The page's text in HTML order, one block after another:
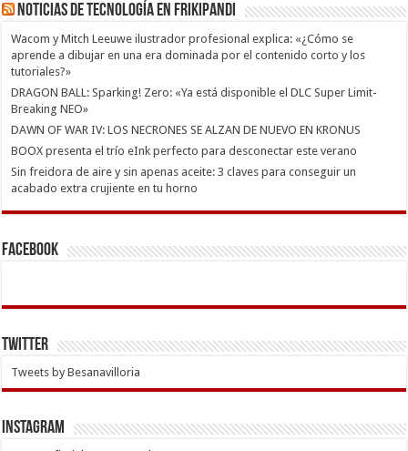
Noticias de Tecnología en Frikipandi
Wacom y Mitch Leeuwe ilustrador profesional explica: «¿Cómo se
aprende a dibujar en una era dominada por el contenido corto y los
tutoriales?»
DRAGON BALL: Sparking! Zero: «Ya está disponible el DLC Super Limit-
Breaking NEO»
DAWN OF WAR IV: LOS NECRONES SE ALZAN DE NUEVO EN KRONUS
BOOX presenta el trío eInk perfecto para desconectar este verano
Sin freidora de aire y sin apenas aceite: 3 claves para conseguir un
acabado extra crujiente en tu horno
Facebook
Twitter
Tweets by Besanavilloria
INSTAGRAM